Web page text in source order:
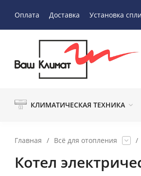
Оплата Доставка Установка
КЛИМАТИЧЕСКАЯ ТЕХНИКА
Главная / Всё для отопления /
Котел